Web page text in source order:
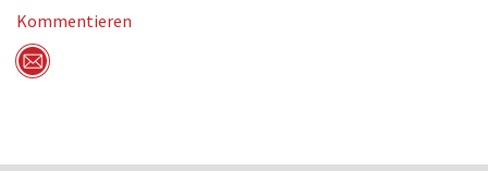
Kommentieren